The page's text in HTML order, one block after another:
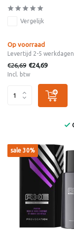
Vergelijk
Op voorraad
Levertijd 2-5 werkdagen
€26,69 €24,69
Incl. btw
sale 30%